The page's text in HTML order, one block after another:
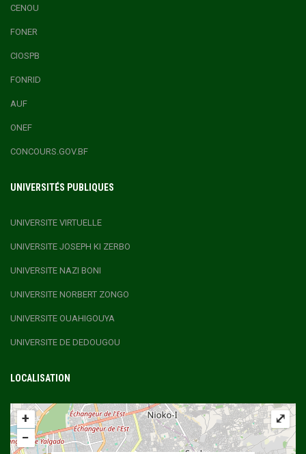
CENOU
FONER
CIOSPB
FONRID
AUF
ONEF
CONCOURS.GOV.BF
UNIVERSITÉS PUBLIQUES
UNIVERSITE VIRTUELLE
UNIVERSITE JOSEPH KI ZERBO
UNIVERSITE NAZI BONI
UNIVERSITE NORBERT ZONGO
UNIVERSITE OUAHIGOUYA
UNIVERSITE DE DEDOUGOU
LOCALISATION
+
−
⤢